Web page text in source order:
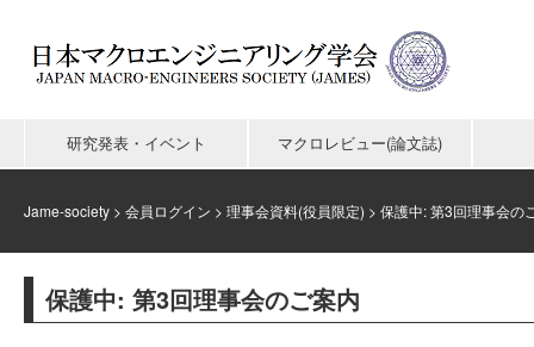
研究発表・イベント マクロレビュー(論文誌)
Jame-society > 会員ログイン > 理事会資料(役員限定) > 保護中: 第3回理事会の
保護中: 第3回理事会のご案内